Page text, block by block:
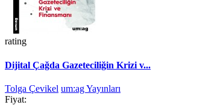
rating
Dijital Çağda Gazeteciliğin Krizi v...
Tolga Çevikel um:ag Yayınları
Fiyat: